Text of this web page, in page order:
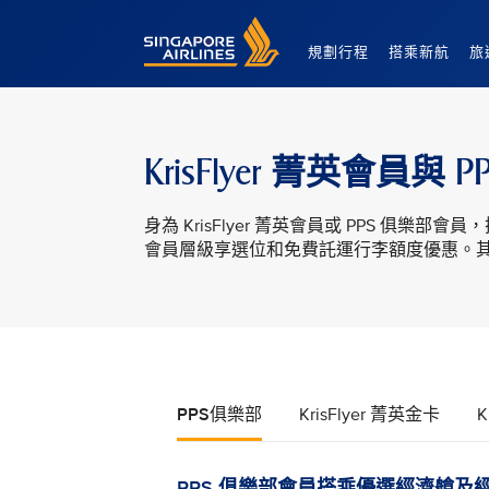
Singapore Airlines Home
規劃行程 搭乘新航 旅
KrisFlyer 菁英會員與
身為 KrisFlyer 菁英會員或 PPS 俱樂部會員
會員層級享選位和免費託運行李額度優惠。
PPS俱樂部 KrisFlyer 菁英金卡